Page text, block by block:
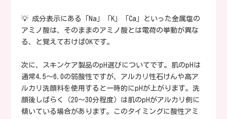
💡 成分表示にある「Na」「K」「Ca」といった金属塩の
アミノ酸は、そのままのアミノ酸とは電荷の挙動が異な
る、と覚えておけばOKです。
次に、スキンケア製品のpH選びについてです。肌のpHは
通常4.5〜6.0の弱酸性ですが、アルカリ性石けんや高ア
ルカリ洗顔料を使用すると一時的にpHが上がります。洗
顔後しばらく（20〜30分程度）は肌のpHがアルカリ側に
傾いている場合があります。このタイミングに酸性アミ